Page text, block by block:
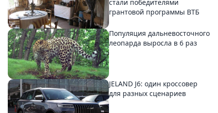
стали победителями
грантовой программы ВТБ
Популяция дальневосточного
леопарда выросла в 6 раз
JELAND J6: один кроссовер
для разных сценариев